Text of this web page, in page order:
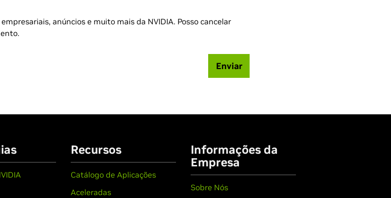
anúncios e muito mais da NVIDIA. Posso cancelar
Enviar
Recursos
Catálogo de Aplicações
Aceleradas
Informações da
Empresa
Sobre Nós